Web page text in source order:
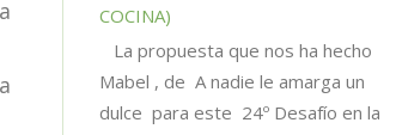
COCINA)
La propuesta que nos ha hecho
Mabel , de A nadie le amarga un
dulce para este 24º Desafío en la